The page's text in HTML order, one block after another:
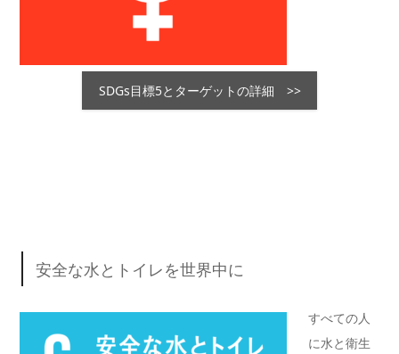
SDGs目標5とターゲットの詳細 >>
安全な水とトイレを世界中に
すべての人
に水と衛生